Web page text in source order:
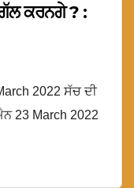
ਕਰਨਗੇ ? :
2022 ਸੱਚ ਦੀ
23 March 2022